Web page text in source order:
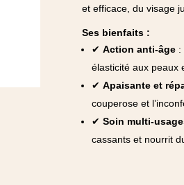
et efficace, du visage
Ses bienfaits :
✔ Action anti-âge:
élasticité aux peaux
✔ Apaisante et
couperose et
✔ Soin multi-
cassants et nourrit